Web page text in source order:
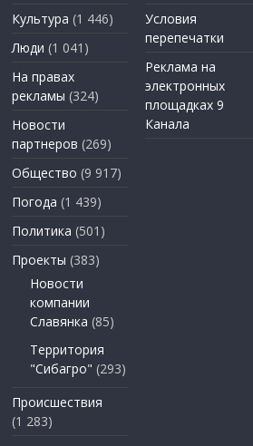
Культура (1 446)
Люди (1 041)
На правах
рекламы (324)
Новости
партнеров (269)
Общество (9 917)
Погода (1 439)
Политика (501)
Проекты (383)
Новости
компании
Славянка (85)
Территория
"Сибагро" (293)
Происшествия
(1 283)
Условия
перепечатки
Реклама на
электронных
площадках 9
Канала